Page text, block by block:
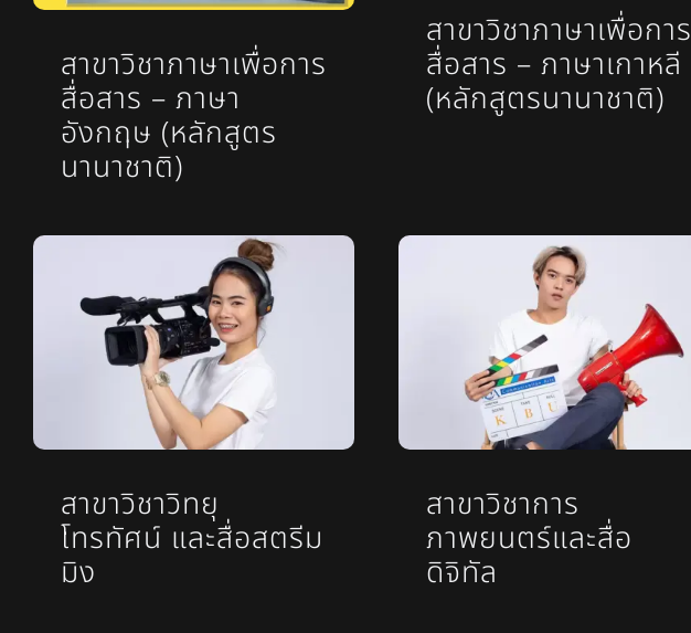
สาขาวิชาภาษาเพื่อการ
สื่อสาร – ภาษา
อังกฤษ (หลักสูตร
นานาชาติ)
สาขาวิชาภาษาเพื่อการ
สื่อสาร – ภาษาเกาหลี
(หลักสูตรนานาชาติ)
สาขาวิชาวิทยุ
โทรทัศน์ และสื่อสตรีม
มิง
สาขาวิชาการ
ภาพยนตร์และสื่อ
ดิจิทัล